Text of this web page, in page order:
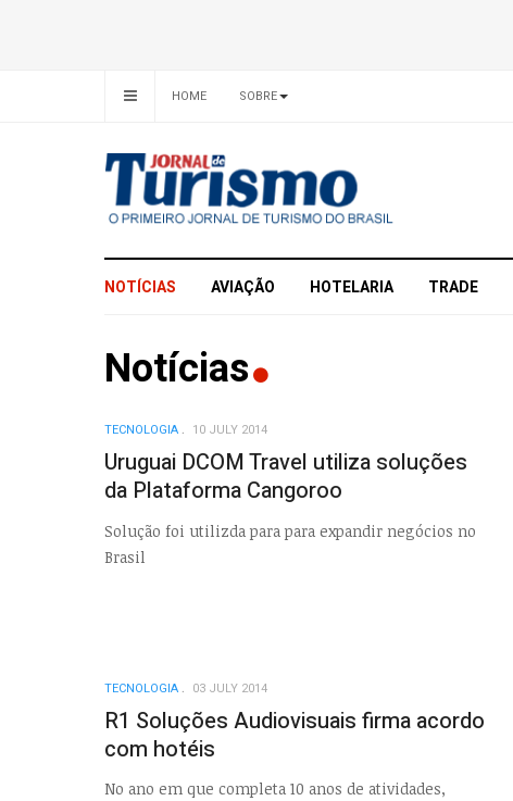
HOME SOBRE
NOTÍCIAS AVIAÇÃO HOTELARIA TRADE
Notícias
TECNOLOGIA 10 JULY 2014
Uruguai DCOM Travel utiliza soluções
da Plataforma Cangoroo
Solução foi utilizda para para expandir negócios no
Brasil
TECNOLOGIA 03 JULY 2014
R1 Soluções Audiovisuais firma acordo
com hotéis
No ano em que completa 10 anos de atividades,